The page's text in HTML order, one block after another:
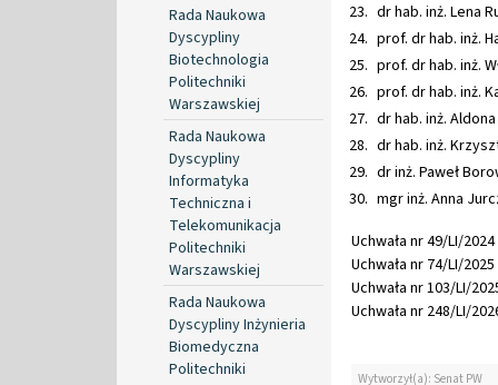
Rada Naukowa
Dyscypliny
Biotechnologia
Politechniki
Warszawskiej
Rada Naukowa
Dyscypliny
Informatyka
Techniczna i
Telekomunikacja
Politechniki
Warszawskiej
Rada Naukowa
Dyscypliny Inżynieria
Biomedyczna
Politechniki
dr hab. inż. Lena
prof. dr hab. inż.
prof. dr hab. inż.
prof. dr hab. inż.
dr hab. inż.
dr hab. inż.
dr inż. Paweł
mgr inż. Anna
Uchwała nr 49/LI/
Uchwała nr 74/LI/
Uchwała nr 103/LI/
Uchwała nr 248/LI/
Wytworzył(a): Senat PW